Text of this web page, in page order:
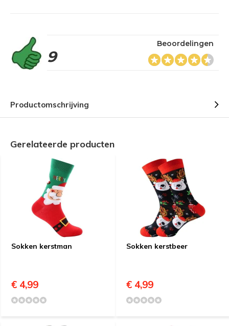
9
Beoordelingen
Productomschrijving
Gerelateerde producten
Sokken kerstman
€ 4,99
Sokken kerstbeer
€ 4,99